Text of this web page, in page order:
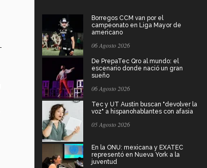
Borregos CCM van por el
campeonato en Liga Mayor de
americano
06 Agosto 2026
De PrepaTec Qro al mundo: el
escenario donde nació un gran
sueño
06 Agosto 2026
Tec y UT Austin buscan "devolver la
voz" a hispanohablantes con afasia
05 Agosto 2026
En la ONU: mexicana y EXATEC
representó en Nueva York a la
juventud